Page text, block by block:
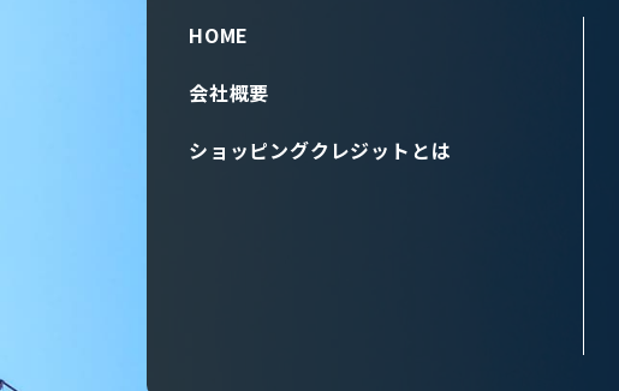
HOME
会社概要
ショッピングクレジットとは